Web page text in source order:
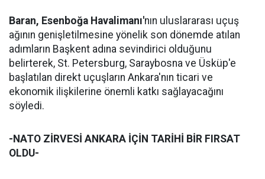
Baran, Esenboğa Havalimanı'nın uluslararası uçuş
ağının genişletilmesine yönelik son dönemde atılan
adımların Başkent adına sevindirici olduğunu
belirterek, St. Petersburg, Saraybosna ve Üsküp'e
başlatılan direkt uçuşların Ankara'nın ticari ve
ekonomik ilişkilerine önemli katkı sağlayacağını
söyledi.
-NATO ZİRVESİ ANKARA İÇİN TARİHİ BİR FIRSAT
OLDU-